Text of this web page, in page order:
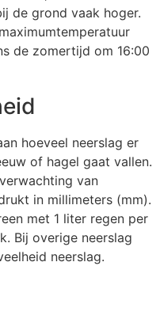
de grond vaak hoger.
de zomertijd om 16:00
hoeveel neerslag er
of hagel gaat vallen.
van
in millimeters (mm).
met 1 liter regen per
Bij overige neerslag
neerslag.